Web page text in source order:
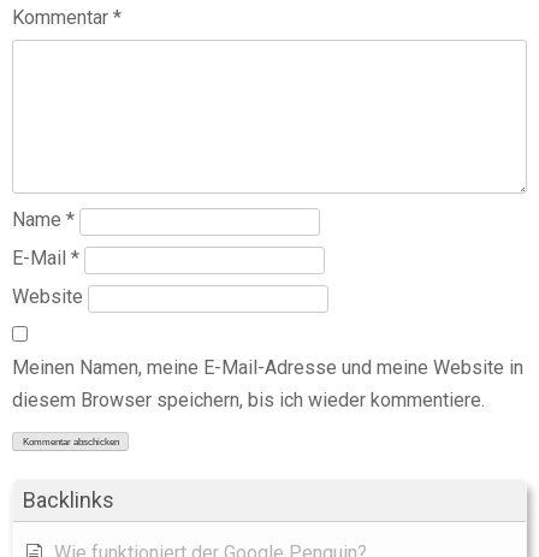
Backlinks
Kommentar *
Name *
E-Mail *
Website
Meinen Namen, meine E-Mail-Adresse und meine Website in
diesem Browser speichern, bis ich wieder kommentiere.